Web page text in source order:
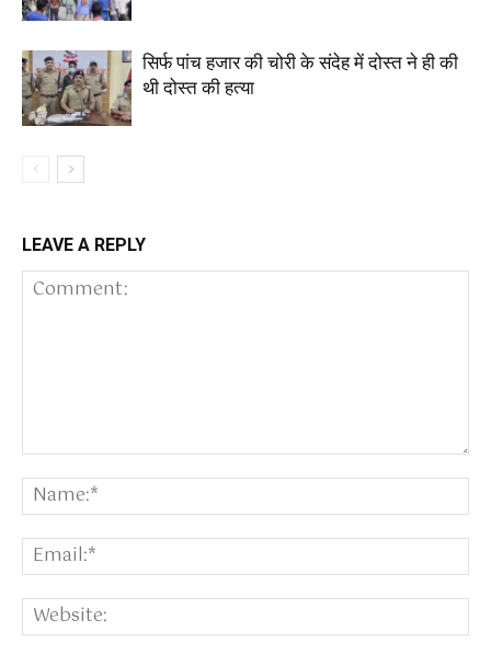
सिर्फ पांच हजार की चोरी के संदेह में दोस्त ने ही की
थी दोस्त की हत्या
LEAVE A REPLY